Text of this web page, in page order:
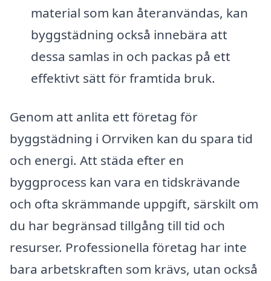
material som kan återanvändas, kan
byggstädning också innebära att
dessa samlas in och packas på ett
effektivt sätt för framtida bruk.
Genom att anlita ett företag för
byggstädning i Orrviken kan du spara tid
och energi. Att städa efter en
byggprocess kan vara en tidskrävande
och ofta skrämmande uppgift, särskilt om
du har begränsad tillgång till tid och
resurser. Professionella företag har inte
bara arbetskraften som krävs, utan också